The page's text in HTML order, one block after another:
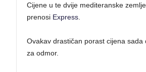
Cijene u te dvije mediteranske
prenosi Express.
Ovakav drastičan porast cijena sada
za odmor.